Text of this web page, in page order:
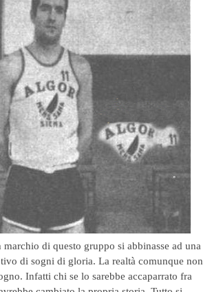
di questo gruppo si abbinasse ad una
di sogni di gloria. La realtà comunque non
Infatti chi se lo sarebbe accaparrato fra